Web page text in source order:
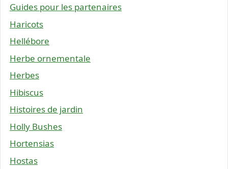
Guides pour les partenaires
Haricots
Hellébore
Herbe ornementale
Herbes
Hibiscus
Histoires de jardin
Holly Bushes
Hortensias
Hostas